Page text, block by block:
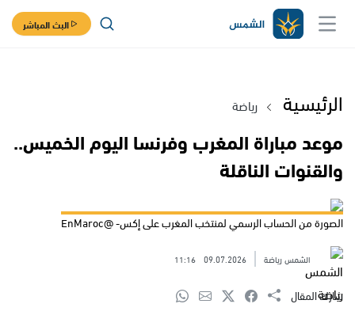
البث المباشر
الرئيسية رياضة
موعد مباراة المغرب وفرنسا اليوم الخميس..
والقنوات الناقلة
الصورة من الحساب الرسمي لمنتخب المغرب على إكس- @EnMaroc
الشمس رياضة 09.07.2026
11:16
شارك المقال